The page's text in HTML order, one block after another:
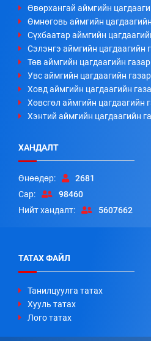
Өвөрхангай аймгийн
Өмнөговь аймгийн
Сүхбаатар аймгийн
Сэлэнгэ аймгийн цагдаагийн
Төв аймгийн цагдаагийн газар
Увс аймгийн цагдаагийн газар
Ховд аймгийн цагдаагийн
Хөвсгөл аймгийн цагдаагийн
Хэнтий аймгийн цагдаагийн
ХАНДАЛТ
Өнөөдөр:
2681
Сар:
98460
Нийт хандалт:
5607662
ТАТАХ ФАЙЛ
Танилцуулга татах
Хууль татах
Лого татах